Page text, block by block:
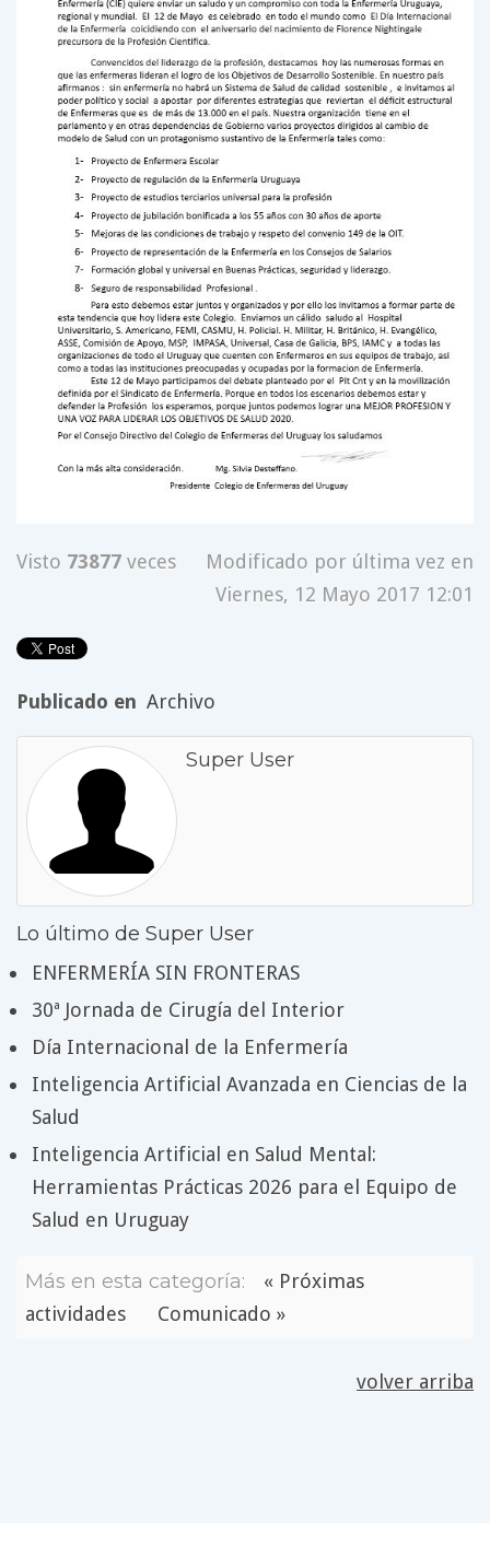
Visto 73877 veces
Modificado por última vez en
Viernes, 12 Mayo 2017 12:01
Publicado en Archivo
Super User
Lo último de Super User
ENFERMERÍA SIN FRONTERAS
30ª Jornada de Cirugía del Interior
Día Internacional de la Enfermería
Inteligencia Artificial Avanzada en Ciencias de la
Salud
Inteligencia Artificial en Salud Mental:
Herramientas Prácticas 2026 para el Equipo de
Salud en Uruguay
Más en esta categoría:
« Próximas
actividades
Comunicado »
volver arriba